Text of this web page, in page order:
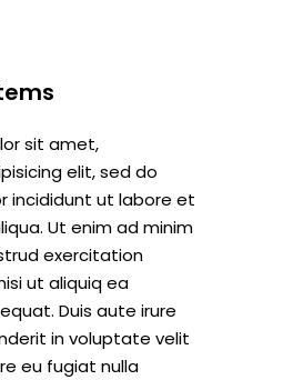
sit amet,
elit, sed do
incididunt ut labore et
Ut enim ad minim
exercitation
ut aliquiq ea
Duis aute irure
in voluptate velit
eu fugiat nulla